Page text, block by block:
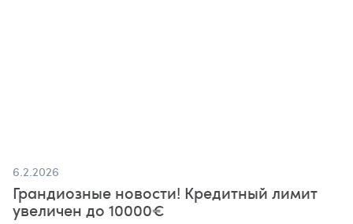
6.2.2026
Грандиозные новости! Кредитный лимит
увеличен до 10000€